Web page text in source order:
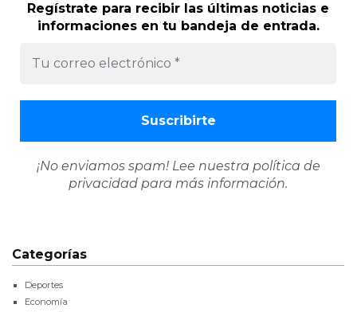
Regístrate para recibir las últimas noticias e
informaciones en tu bandeja de entrada.
¡No enviamos spam! Lee nuestra política de
privacidad para más información.
Categorías
Deportes
Economía